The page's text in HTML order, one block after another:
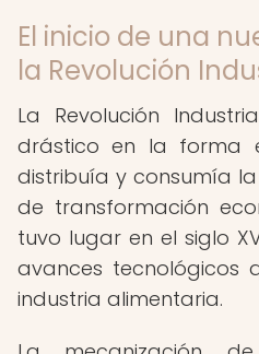
El inicio de una
la Revolución
La Revolución
drástico en la forma
distribuía y consumía
de transformación
tuvo lugar en el siglo
avances tecnológicos
industria alimentaria.